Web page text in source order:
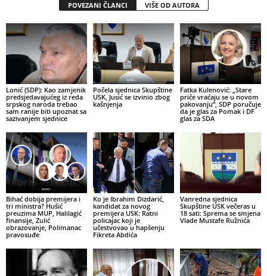
POVEZANI ČLANCI VIŠE OD AUTORA
Lonić (SDP): Kao zamjenik
predsjedavajućeg iz reda
srpskog naroda trebao
sam ranije biti upoznat sa
sazivanjem sjednice
Počela sjednica Skupštine
USK, Jusić se izvinio zbog
kašnjenja
Fatka Kulenović: „Stare
priče vraćaju se u novom
pakovanju“, SDP poručuje
da je glas za Pomak i DF
glas za SDA
Bihać dobija premijera i
tri ministra? Hušić
preuzima MUP, Halilagić
finansije, Zulić
obrazovanje, Polimanac
pravosuđe
Ko je Ibrahim Dizdarić,
kandidat za novog
premijera USK: Ratni
policajac koji je
učestvovao u hapšenju
Fikreta Abdića
Vanredna sjednica
Skupštine USK večeras u
18 sati: Sprema se smjena
Vlade Mustafe Ružnića